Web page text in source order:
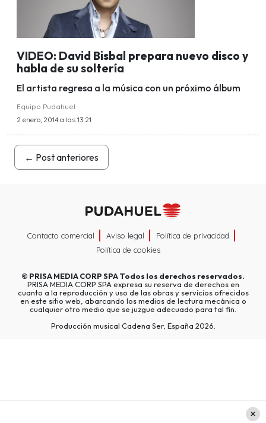
VIDEO: David Bisbal prepara nuevo disco y
habla de su soltería
El artista regresa a la música con un próximo álbum
Equipo Pudahuel
2 enero, 2014 a las 13:21
← Post anteriores
Contacto comercial Aviso legal
Política de privacidad
Política de cookies
© PRISA MEDIA CORP SPATodos los derechos reservados.
PRISA MEDIA CORP SPA expresa su reserva de derechos en
cuanto a la reproducción y uso de las obras y servicios ofrecidos
en este sitio web, abarcando los medios de lectura mecánica o
cualquier otro medio que se juzgue adecuado para tal fin.
Producción musical Cadena Ser, España 2026.